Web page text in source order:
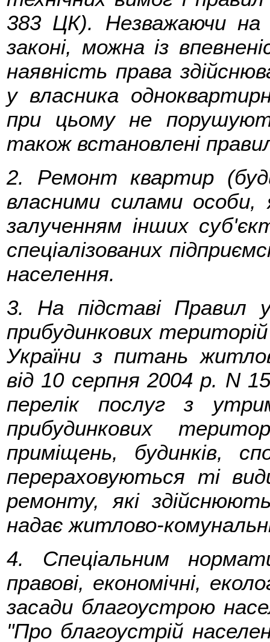
383 ЦК). Незважаючи на
законі, можна із
наявність права
у власника
при цьому не
також встановлені
2. Ремонт квартир
власними силами
залученням інших
спеціалізованих
населення.
3. На підставі Правил
прибудинкових
України з питань
від 10 серпня 2004 р. N
перелік послуг з
прибудинкових
приміщень, будинків,
перераховуються ті
ремонту, які
надає житлово-
4. Спеціальним
правові, економічні,
засади благоустрою
"Про благоустрій